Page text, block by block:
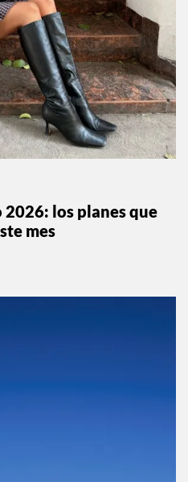
2026: los planes que
mes